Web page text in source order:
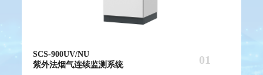
SCS-900UV/NU
紫外法烟气连续监测系统
01
AQMS-900AI
数智化环境空气质量自动监测站
01
WQMS-900AI
数智化水质在线监测系统
01
SCS-900/900C GHG
智能碳排放在线计量监测系统
01
SurfaceSeer I
飞行时间二次离子质谱仪
01